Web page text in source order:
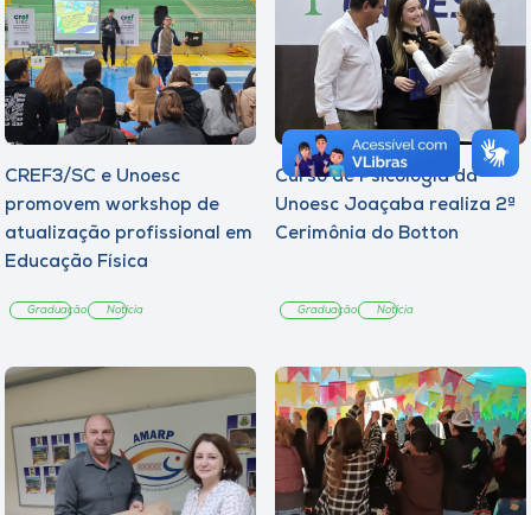
CREF3/SC e Unoesc
promovem workshop de
atualização profissional em
Educação Física
Graduação Notícia
Curso de Psicologia da
Unoesc Joaçaba realiza 2ª
Cerimônia do Botton
Graduação Notícia